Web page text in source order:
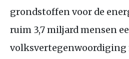
grondstoffen voor de
ruim 3,7 miljard mensen
volksvertegenwoordiging